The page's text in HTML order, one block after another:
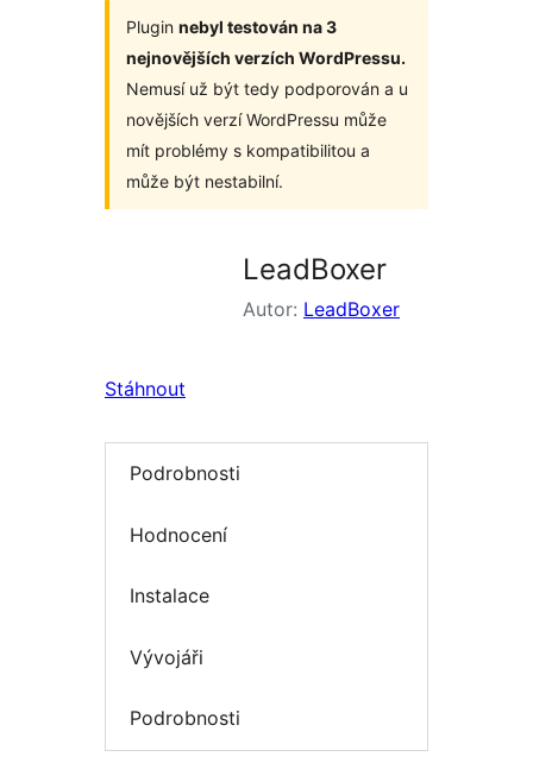
Plugin nebyl testován na 3
nejnovějších verzích WordPressu.
Nemusí už být tedy podporován a u
novějších verzí WordPressu může
mít problémy s kompatibilitou a
může být nestabilní.
LeadBoxer
Autor: LeadBoxer
Stáhnout
Podrobnosti
Hodnocení
Instalace
Vývojáři
Podrobnosti